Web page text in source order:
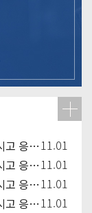
전북대학교의 새로운 변화를 지켜봐주시고 응원해주시기 바랍니다.11.01
전북대학교의 새로운 변화를 지켜봐주시고 응원해주시기 바랍니다.11.01
전북대학교의 새로운 변화를 지켜봐주시고 응원해주시기 바랍니다.11.01
전북대학교의 새로운 변화를 지켜봐주시고 응원해주시기 바랍니다.11.01